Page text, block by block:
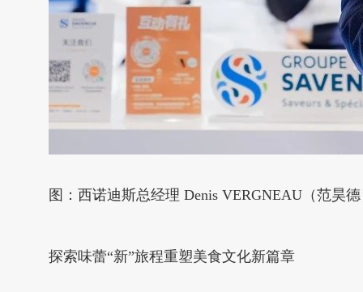
图：西诺迪斯总经理 Denis VERGNEAU（范昊
探索味蕾“新”旅程重塑美食文化新篇章